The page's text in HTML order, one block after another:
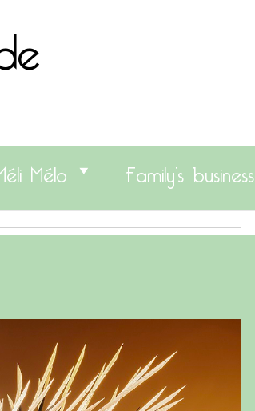
Mélo Family’s business